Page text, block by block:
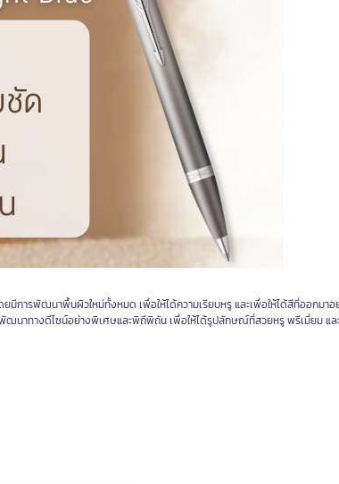
ยมีการพัฒนาพื้นผิวใหม่ทั้งหมด เพื่อให้ได้ความเรียบหรู และเพื่อให้ได้สีที่ออกมา
ฒนาทางดีไซน์อย่างพิเศษและพิถีพิถัน เพื่อให้ได้รูปลักษณ์ที่สวยหรู พรีเมี่ยม แ